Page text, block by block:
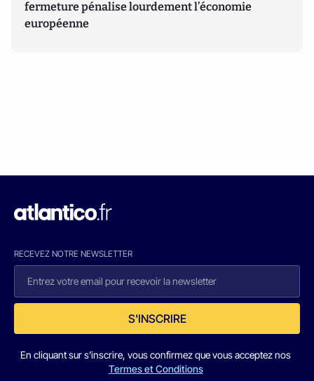
fermeture pénalise lourdement l’économie
européenne
RECEVEZ NOTRE NEWSLETTER
S'INSCRIRE
En cliquant sur s'inscrire, vous confirmez que vous acceptez nos
Termes et Conditions